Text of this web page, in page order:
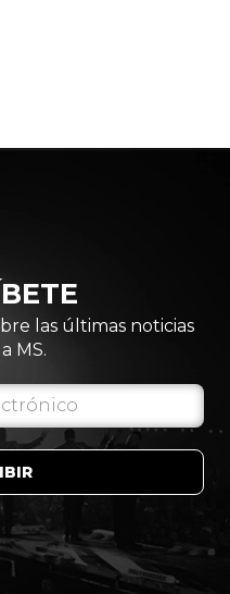
las últimas noticias
MS.